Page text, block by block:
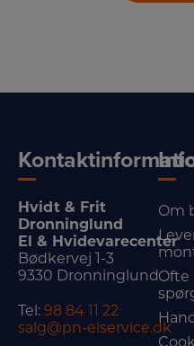
Hvidt & Frit
Dronninglund
El & Hvidevarecenter
Bødkervej 1-3
9330 Dronninglund
Tel: 98 84 11 22
salg@pn-elservice.dk
Om
Ofte